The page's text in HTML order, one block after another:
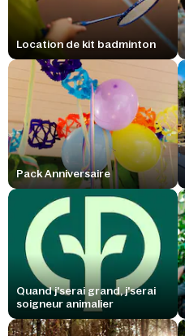
Location de kit badminton
Pack Anniversaire
Quand j'serai grand, j'serai
soigneur animalier